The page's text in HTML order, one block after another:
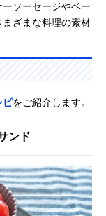
ソーセージやベー
ざまな料理の素材
ピをご紹介します。
ンド